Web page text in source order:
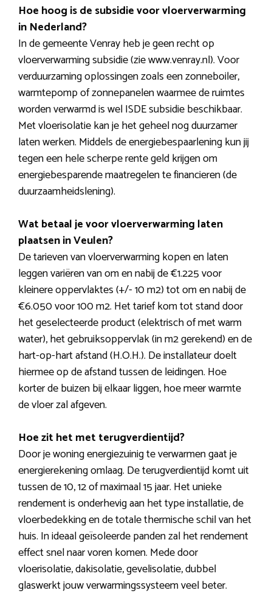
Hoe hoog is de subsidie voor vloerverwarming
in Nederland?
In de gemeente Venray heb je geen recht op
vloerverwarming subsidie (zie www.venray.nl). Voor
verduurzaming oplossingen zoals een zonneboiler,
warmtepomp of zonnepanelen waarmee de ruimtes
worden verwarmd is wel ISDE subsidie beschikbaar.
Met vloerisolatie kan je het geheel nog duurzamer
laten werken. Middels de energiebespaarlening kun jij
tegen een hele scherpe rente geld krijgen om
energiebesparende maatregelen te financieren (de
duurzaamheidslening).
Wat betaal je voor vloerverwarming laten
plaatsen in Veulen?
De tarieven van vloerverwarming kopen en laten
leggen variëren van om en nabij de €1.225 voor
kleinere oppervlaktes (+/- 10 m2) tot om en nabij de
€6.050 voor 100 m2. Het tarief kom tot stand door
het geselecteerde product (elektrisch of met warm
water), het gebruiksoppervlak (in m2 gerekend) en de
hart-op-hart afstand (H.O.H.). De installateur doelt
hiermee op de afstand tussen de leidingen. Hoe
korter de buizen bij elkaar liggen, hoe meer warmte
de vloer zal afgeven.
Hoe zit het met terugverdientijd?
Door je woning energiezuinig te verwarmen gaat je
energierekening omlaag. De terugverdientijd komt uit
tussen de 10, 12 of maximaal 15 jaar. Het unieke
rendement is onderhevig aan het type installatie, de
vloerbedekking en de totale thermische schil van het
huis. In ideaal geïsoleerde panden zal het rendement
effect snel naar voren komen. Mede door
vloerisolatie, dakisolatie, gevelisolatie, dubbel
glaswerkt jouw verwarmingssysteem veel beter.